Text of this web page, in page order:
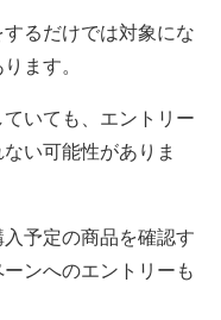
るだけでは対象にな
ます。
いても、エントリー
い可能性がありま
予定の商品を確認す
ンへのエントリーも